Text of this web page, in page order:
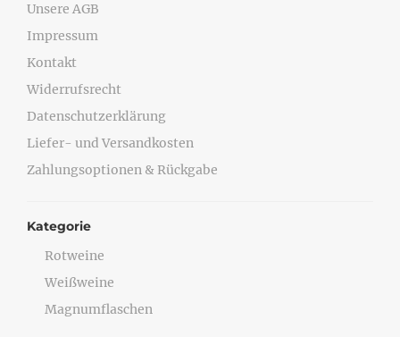
Unsere AGB
Impressum
Kontakt
Widerrufsrecht
Datenschutzerklärung
Liefer- und Versandkosten
Zahlungsoptionen & Rückgabe
Kategorie
Rotweine
Weißweine
Magnumflaschen